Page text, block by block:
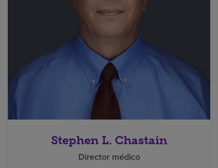
Stephen L. Chastain
Director médico